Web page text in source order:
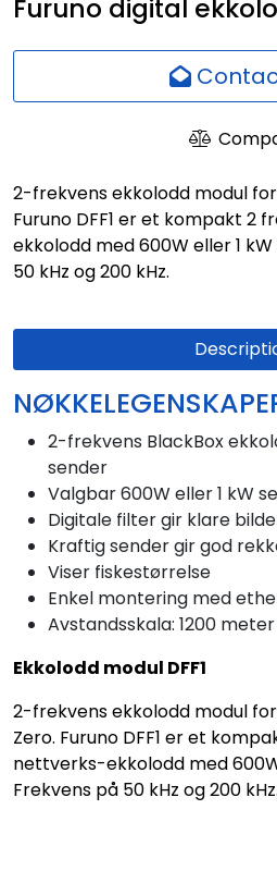
Furuno digital
2-frekvens ekkolodd modul
Furuno DFF1 er et kompakt 2
ekkolodd med 600W eller 1
50 kHz og 200 kHz.
2-frekvens BlackBox
sender
Valgbar 600W eller 1 kW
Digitale filter gir klare
Kraftig sender gir god
Viser fiskestørrelse
Enkel montering med
Avstandsskala: 1200 meter
Ekkolodd modul DFF1
2-frekvens ekkolodd modul
Zero. Furuno DFF1 er et
nettverks-ekkolodd med
Frekvens på 50 kHz og 200 kHz.
Network